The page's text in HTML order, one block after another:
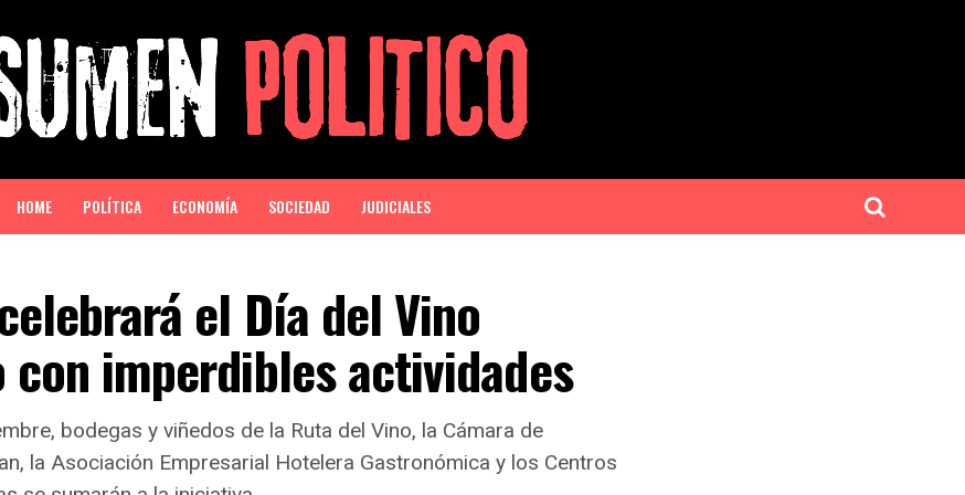
HOME POLÍTICA ECONOMÍA SOCIEDAD JUDICIALES
el Día del Vino
imperdibles actividades
bodegas y viñedos de la Ruta del Vino, la Cámara de
la Asociación Empresarial Hotelera Gastronómica y los Centros